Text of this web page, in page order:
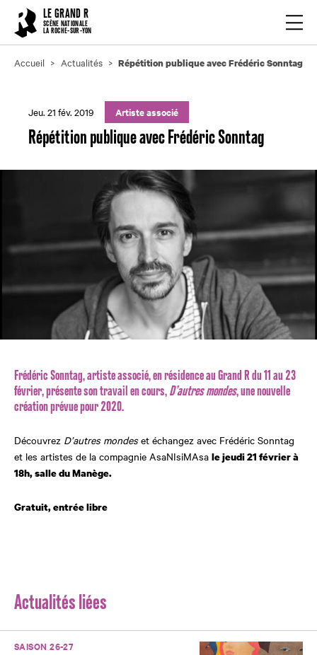
LE GRAND R
SCÈNE NATIONALE
LA ROCHE-SUR-YON
Accueil Actualités Répétition publique avec Frédéric Sonntag
Jeu. 21 fév. 2019 Artiste associé
Répétition publique avec Frédéric Sonntag
Frédéric Sonntag, artiste associé, en résidence au Grand R du 11 au 23
février, présente son travail en cours, D’autres mondes, une nouvelle
création prévue pour 2020.
Découvrez D’autres mondeset échangez avec Frédéric Sonntag
et les artistes de la compagnie AsaNIsiMAsa le jeudi 21 février à
18h, salle du Manège.
Gratuit, entrée libre
Actualités liées
SAISON 26-27
Cookies management panel